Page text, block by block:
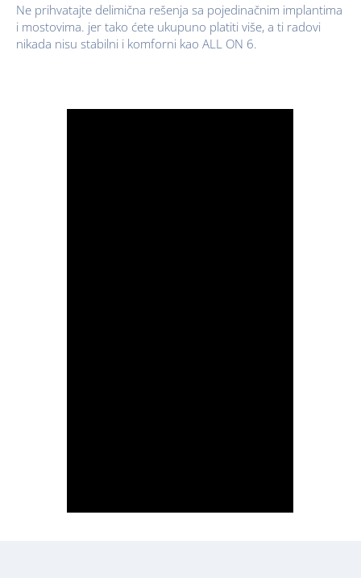
Ne prihvatajte delimična rešenja sa pojedinačnim implantima
i mostovima. jer tako ćete ukupuno platiti više, a ti radovi
nikada nisu stabilni i komforni kao ALL ON 6.